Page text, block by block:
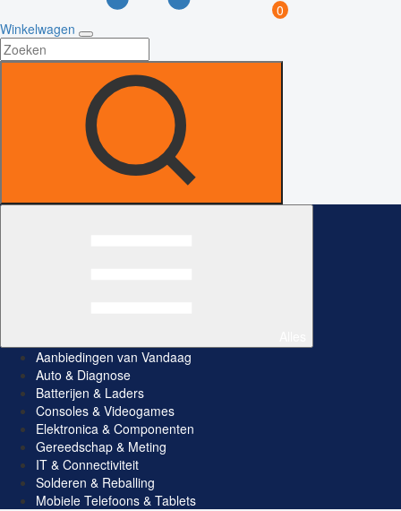
0
Winkelwagen
Aanbiedingen van Vandaag
Auto & Diagnose
Batterijen & Laders
Consoles & Videogames
Elektronica & Componenten
Gereedschap & Meting
IT & Connectiviteit
Solderen & Reballing
Mobiele Telefoons & Tablets